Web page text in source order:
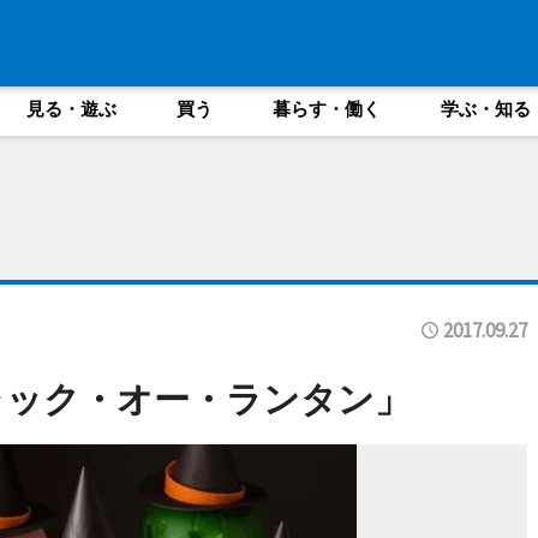
見る・遊ぶ 買う 暮らす・働く 学ぶ・知る
2017.09.27
ク・オー・ランタン」